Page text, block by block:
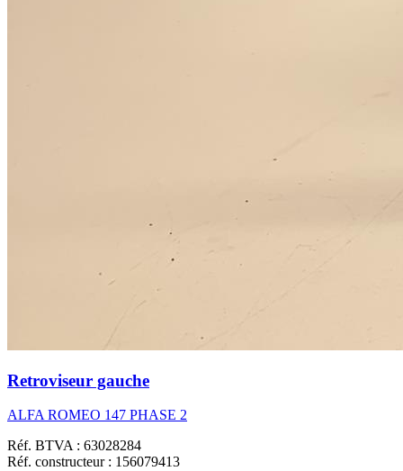
Retroviseur gauche
ALFA ROMEO 147 PHASE 2
Réf. BTVA : 63028284
Réf. constructeur : 156079413